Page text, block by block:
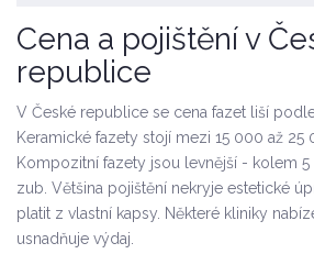
Cena a pojištění v
republice
V České republice se cena fazet liší
Keramické fazety stojí mezi 15 000 až 25
Kompozitní fazety jsou levnější - kolem
zub. Většina pojištění nekryje estetické
platit z vlastní kapsy. Některé kliniky
usnadňuje výdaj.